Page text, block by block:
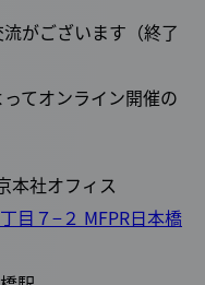
がございます（終了
てオンライン開催の
本社オフィス
目７−２ MFPR日本橋